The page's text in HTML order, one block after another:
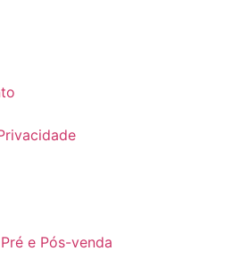
e Pós-venda